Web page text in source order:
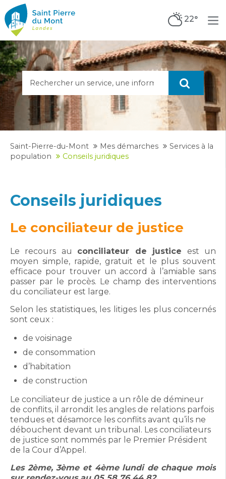
22°
Saint-Pierre-du-Mont Mes démarches
Services à la
population
Conseils juridiques
Conseils juridiques
Le conciliateur de justice
Le recours au conciliateur de justice est un
moyen simple, rapide, gratuit et le plus souvent
efficace pour trouver un accord à l’amiable sans
passer par le procès. Le champ des interventions
du conciliateur est large.
Selon les statistiques, les litiges les plus concernés
sont ceux :
de voisinage
de consommation
d’habitation
de construction
Le conciliateur de justice a un rôle de démineur
de conflits, il arrondit les angles de relations parfois
tendues et désamorce les conflits avant qu’ils ne
débouchent devant un tribunal. Les conciliateurs
de justice sont nommés par le Premier Président
de la Cour d’Appel.
Les 2ème, 3ème et 4ème lundi de chaque mois